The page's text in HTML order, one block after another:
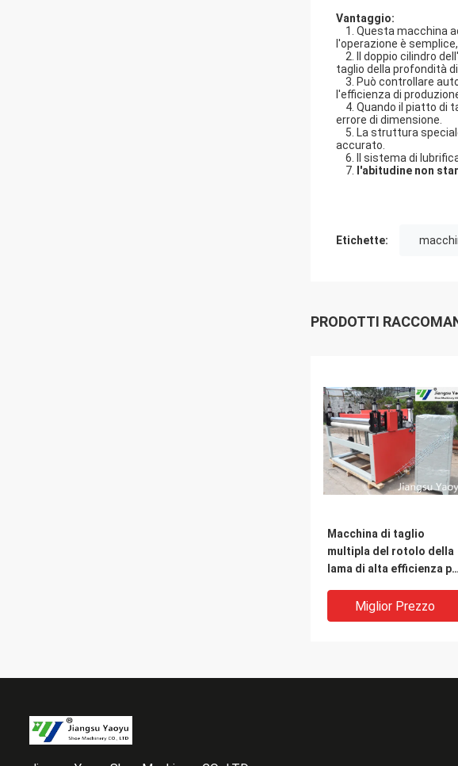
Vantaggio:
1. Questa macchina
l'operazione è
2. Il doppio cilindro
taglio della profondità
3. Può controllare
l'efficienza di
4. Quando il piatto di
errore di dimensione.
5. La struttura
accurato.
6. Il sistema di
7.
l'abitudine non
Etichette:
PRODOTTI
Macchina di taglio
multipla del rotolo della
lama di alta efficienza per
Miglior Prezzo